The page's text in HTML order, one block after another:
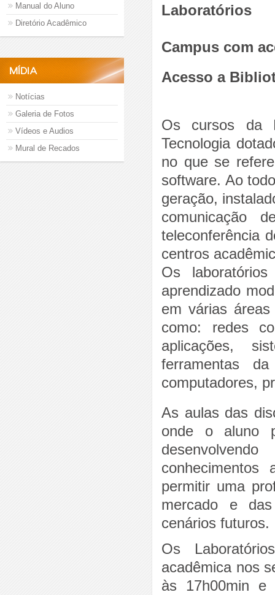
Manual do Aluno
Diretório Acadêmico
MÍDIA
Notícias
Galeria de Fotos
Vídeos e Audios
Mural de Recados
Laboratórios
Campus com
Acesso a
Os cursos da
Tecnologia
no que se
software. Ao
geração,
comunicação
teleconferência
centros
Os
aprendizado
em várias
como: redes
aplicações,
ferramentas
computadores,
As aulas das
onde o aluno
permitir uma
mercado e
cenários futuros.
Os
acadêmica nos
às 17h00min e